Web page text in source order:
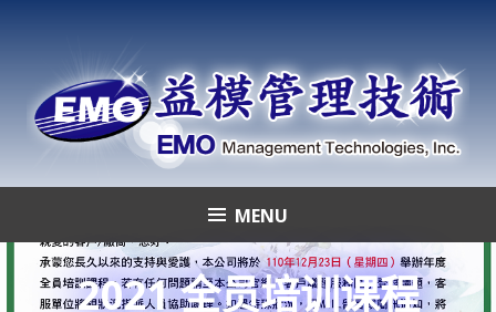
益模管理技術
MENU
2021 全员培训课程